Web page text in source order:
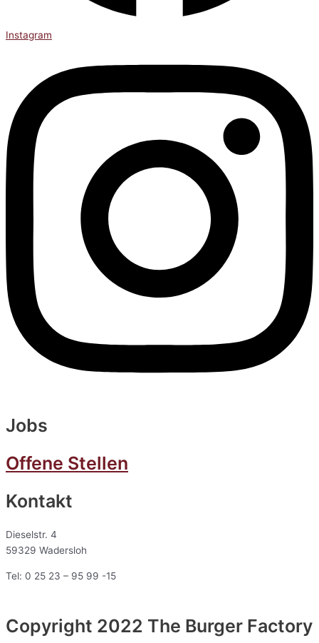
Instagram
Jobs
Offene Stellen
Kontakt
Dieselstr. 4
59329 Wadersloh
Tel: 0 25 23 – 95 99 -15
Copyright 2022 The Burger Factory